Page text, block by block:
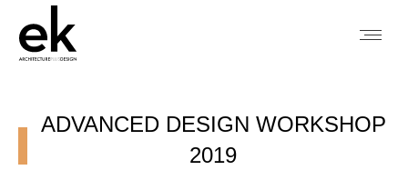
ADVANCED DESIGN WORKSHOP
2019